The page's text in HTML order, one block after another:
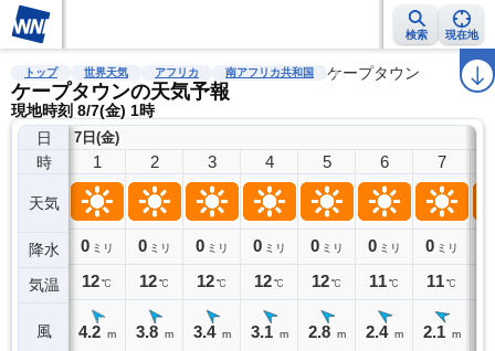
検索 現在地
雨雲レーダー 台風情報 地震情報 警報・注意報 2週間天気 ラ
トップ 世界天気 アフリカ 南アフリカ共和国 ケープタウン
ケープタウンの天気予報
現地時刻 8/7(金) 1時
日
時
天気
降水
気温
風
7日(金)
1
0 ミリ
12℃
4.2 m
2
0 ミリ
12℃
3.8 m
3
0 ミリ
12℃
3.4 m
4
0 ミリ
12℃
3.1 m
5
0 ミリ
12℃
2.8 m
6
0 ミリ
11℃
2.4 m
7
0 ミリ
11℃
2.1 m